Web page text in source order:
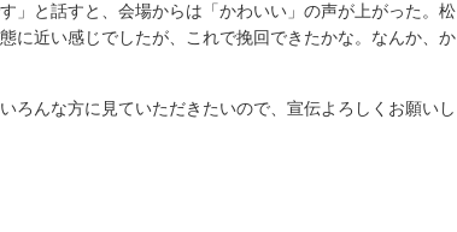
」と話すと、会場からは「かわいい」の声が上がった。松
に近い感じでしたが、これで挽回できたかな。なんか、か
ろんな方に見ていただきたいので、宣伝よろしくお願いし